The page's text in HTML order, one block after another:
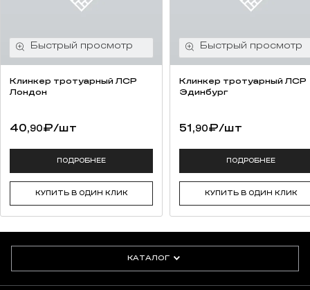
Клинкер тротуарный ЛСР
Лондон
40,90₽/шт
ПОДРОБНЕЕ
КУПИТЬ В ОДИН КЛИК
Клинкер тротуарный ЛСР
Эдинбург
51,90₽/шт
ПОДРОБНЕЕ
КУПИТЬ В ОДИН КЛИК
КАТАЛОГ